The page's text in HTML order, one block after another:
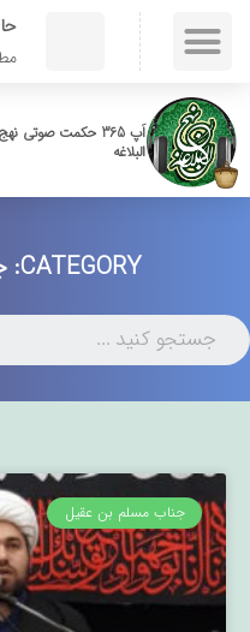
اَپ 365 حکمت صوتی نهج
البلاغه
CATEGORY: جناب مسلم بن عقیل
جناب مسلم بن عقیل